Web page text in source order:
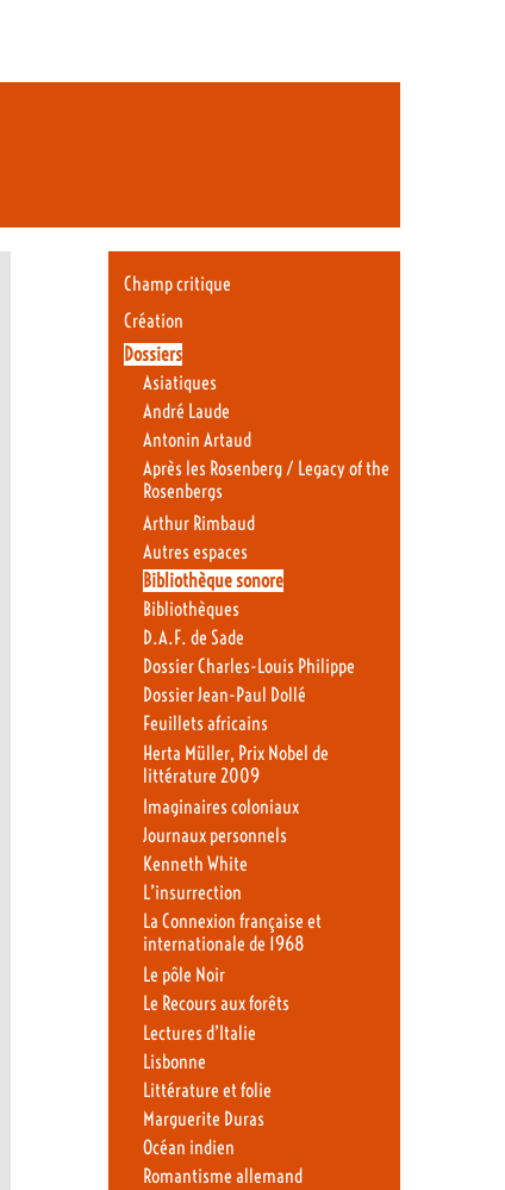
Champ critique
Création
Dossiers
Asiatiques
André Laude
Antonin Artaud
Après les Rosenberg / Legacy of the
Rosenbergs
Arthur Rimbaud
Autres espaces
Bibliothèque sonore
Bibliothèques
D.A.F. de Sade
Dossier Charles-Louis Philippe
Dossier Jean-Paul Dollé
Feuillets africains
Herta Müller, Prix Nobel de
littérature 2009
Imaginaires coloniaux
Journaux personnels
Kenneth White
L’insurrection
La Connexion française et
internationale de 1968
Le pôle Noir
Le Recours aux forêts
Lectures d’Italie
Lisbonne
Littérature et folie
Marguerite Duras
Océan indien
Romantisme allemand